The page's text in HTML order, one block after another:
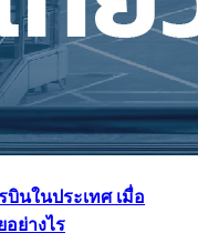
นในประเทศ เมื่อ
อย่างไร